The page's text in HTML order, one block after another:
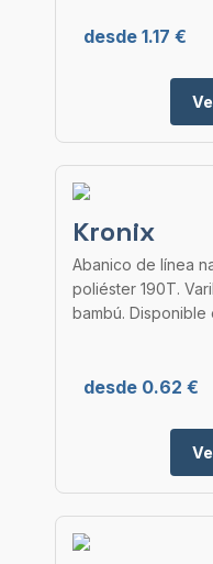
desde 1.17 €
Kronix
Abanico de línea
poliéster 190T.
bambú. Disponible
desde 0.62 €